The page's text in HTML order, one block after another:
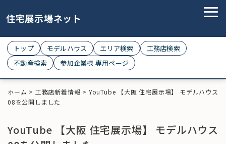
住宅展示場ネット
トップ モデルハウス エリア検索
工務店検索
不動産検索
参加企業様 専用ページ
ホーム > 工務店新着情報 > YouTube 【大阪 住宅展示場】 モデルハウス
08を公開しました
YouTube 【大阪 住宅展示場】 モデルハウス